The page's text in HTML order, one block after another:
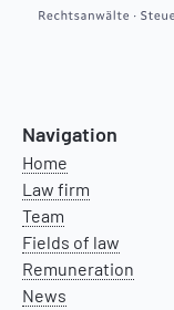
Navigation
Home
Law firm
Team
Fields of law
Remuneration
News